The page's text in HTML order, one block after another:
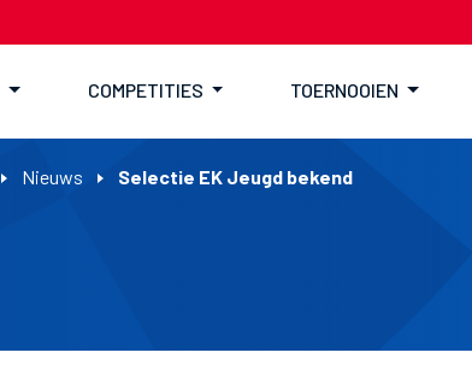
COMPETITIES TOERNOOIEN
Nieuws Selectie EK Jeugd bekend